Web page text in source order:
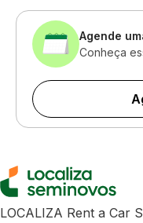
Agende
Conheça
LOCALIZA Rent a Car